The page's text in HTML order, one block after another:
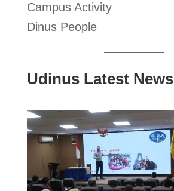
Campus Activity
Dinus People
Udinus Latest News